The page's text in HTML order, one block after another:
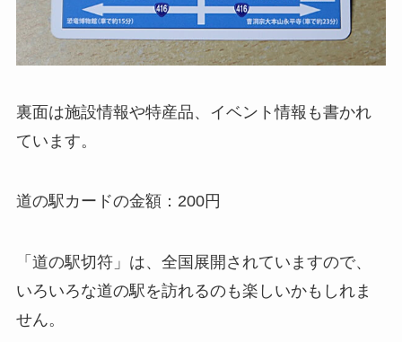
裏面は施設情報や特産品、イベント情報も書かれ
ています。
道の駅カードの金額：200円
「道の駅切符」は、全国展開されていますので、
いろいろな道の駅を訪れるのも楽しいかもしれま
せん。